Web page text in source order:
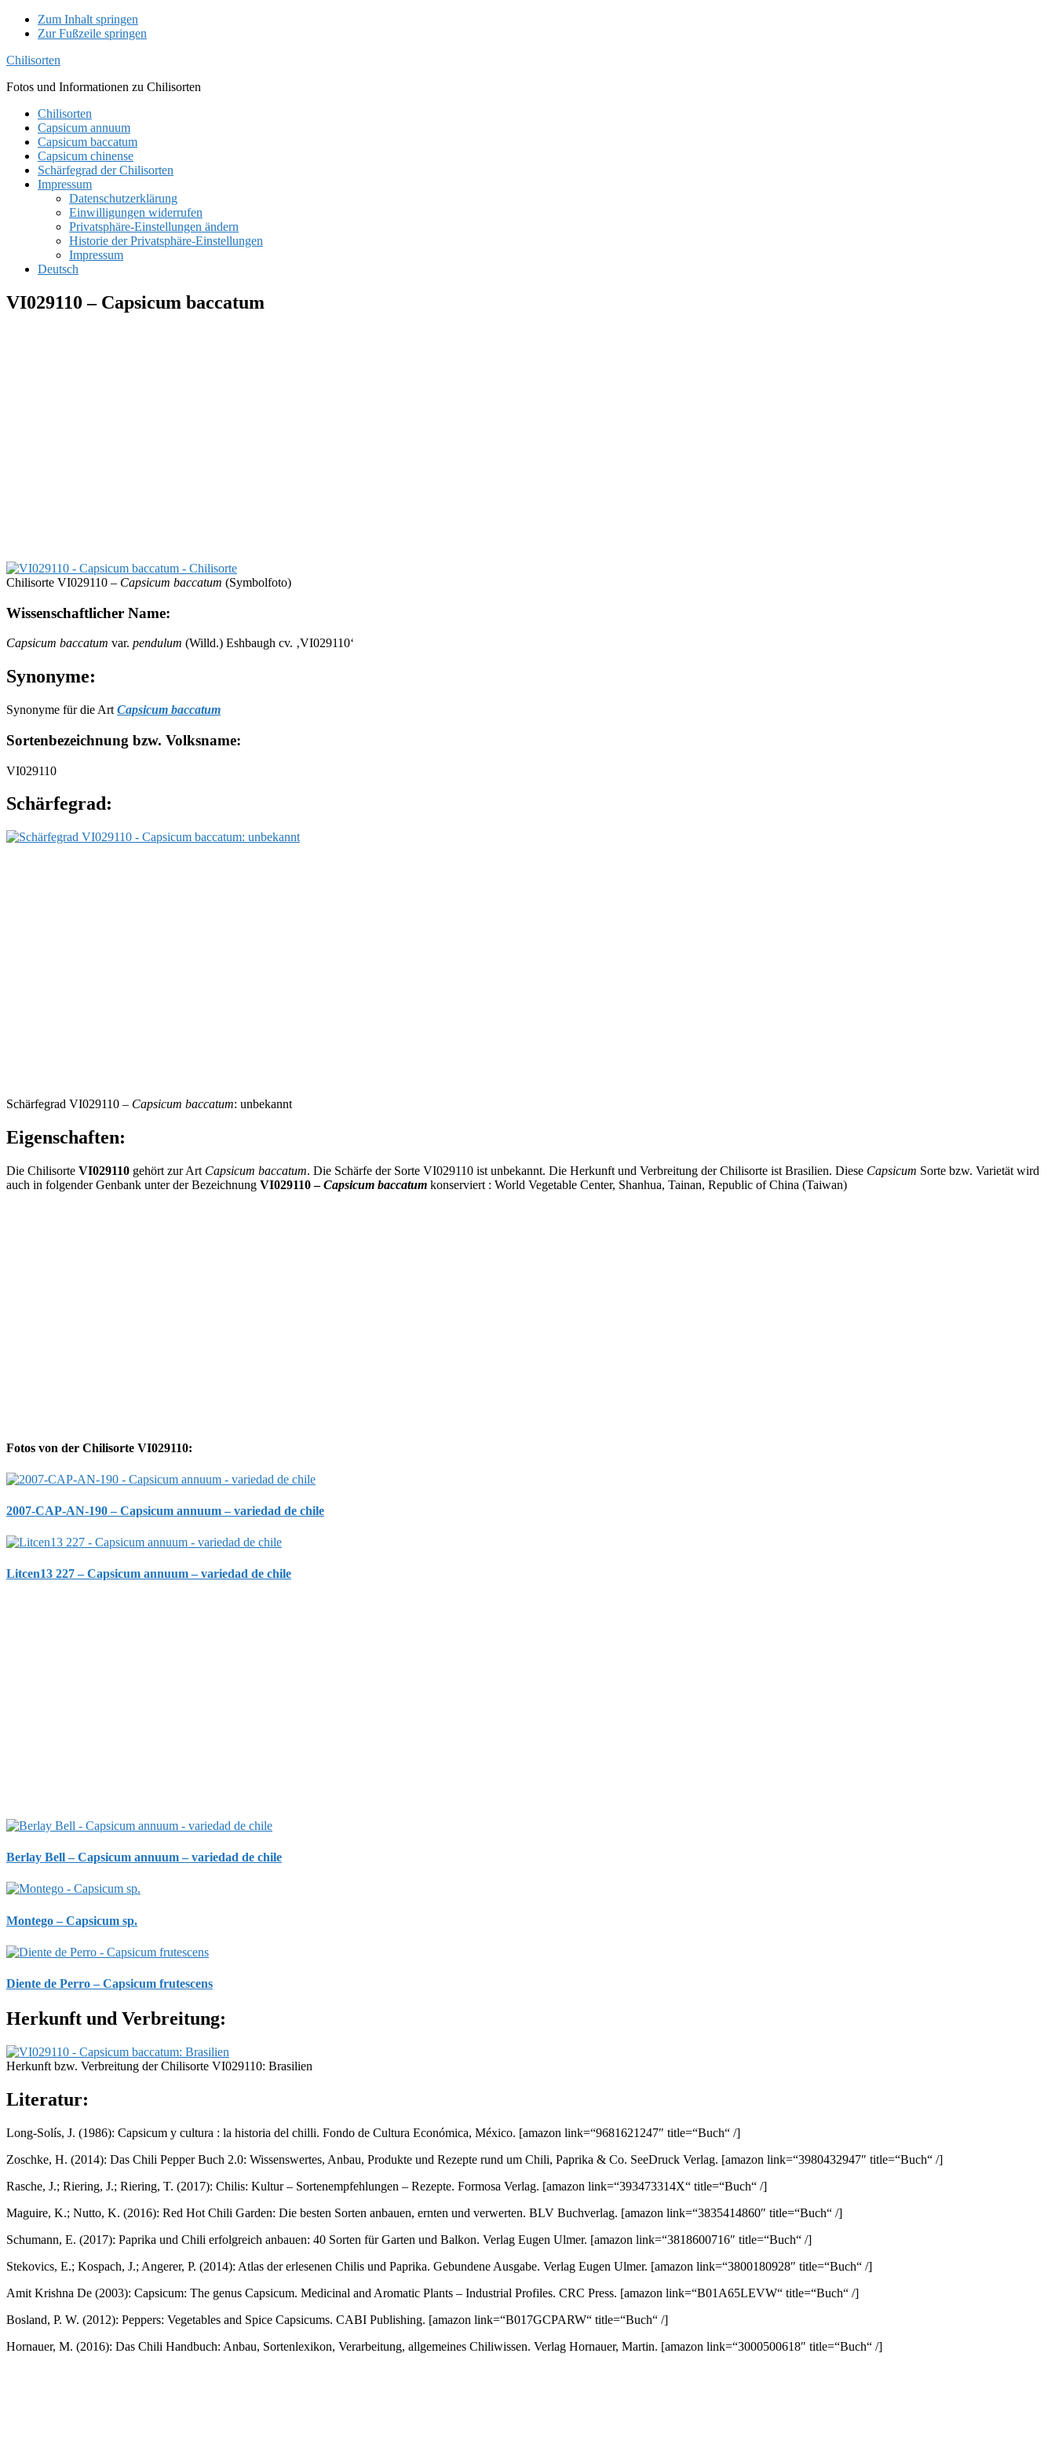
Zum Inhalt springen
Zur Fußzeile springen
Chilisorten
Fotos und Informationen zu Chilisorten
Chilisorten
Capsicum annuum
Capsicum baccatum
Capsicum chinense
Schärfegrad der Chilisorten
Impressum
Datenschutzerklärung
Einwilligungen widerrufen
Privatsphäre-Einstellungen ändern
Historie der Privatsphäre-Einstellungen
Impressum
Deutsch
VI029110 – Capsicum baccatum
Chilisorte VI029110 – Capsicum baccatum (Symbolfoto)
Wissenschaftlicher Name:
Capsicum baccatum var. pendulum (Willd.) Eshbaugh cv. ‚VI029110‘
Synonyme:
Synonyme für die Art Capsicum baccatum
Sortenbezeichnung bzw. Volksname:
VI029110
Schärfegrad:
Schärfegrad VI029110 – Capsicum baccatum: unbekannt
Eigenschaften:
Die Chilisorte VI029110 gehört zur Art Capsicum baccatum. Die Schärfe der Sorte VI029110 ist unbekannt. Die Herkunft und Verbreitung der Chilisorte ist Brasilien. Diese Capsicum Sorte bzw. Varietät wird
auch in folgender Genbank unter der Bezeichnung VI029110 –Capsicum baccatum konserviert : World Vegetable Center, Shanhua, Tainan, Republic of China (Taiwan)
Fotos von der Chilisorte VI029110:
2007-CAP-AN-190 – Capsicum annuum – variedad de chile
Litcen13 227 – Capsicum annuum – variedad de chile
Berlay Bell – Capsicum annuum – variedad de chile
Montego – Capsicum sp.
Diente de Perro – Capsicum frutescens
Herkunft und Verbreitung:
Herkunft bzw. Verbreitung der Chilisorte VI029110: Brasilien
Literatur:
Long-Solís, J. (1986): Capsicum y cultura : la historia del chilli. Fondo de Cultura Económica, México. [amazon link=“9681621247″ title=“Buch“ /]
Zoschke, H. (2014): Das Chili Pepper Buch 2.0: Wissenswertes, Anbau, Produkte und Rezepte rund um Chili, Paprika & Co. SeeDruck Verlag. [amazon link=“3980432947″ title=“Buch“ /]
Rasche, J.; Riering, J.; Riering, T. (2017): Chilis: Kultur – Sortenempfehlungen – Rezepte. Formosa Verlag. [amazon link=“393473314X“ title=“Buch“ /]
Maguire, K.; Nutto, K. (2016): Red Hot Chili Garden: Die besten Sorten anbauen, ernten und verwerten. BLV Buchverlag. [amazon link=“3835414860″ title=“Buch“ /]
Schumann, E. (2017): Paprika und Chili erfolgreich anbauen: 40 Sorten für Garten und Balkon. Verlag Eugen Ulmer. [amazon link=“3818600716″ title=“Buch“ /]
Stekovics, E.; Kospach, J.; Angerer, P. (2014): Atlas der erlesenen Chilis und Paprika. Gebundene Ausgabe. Verlag Eugen Ulmer. [amazon link=“3800180928″ title=“Buch“ /]
Amit Krishna De (2003): Capsicum: The genus Capsicum. Medicinal and Aromatic Plants – Industrial Profiles. CRC Press. [amazon link=“B01A65LEVW“ title=“Buch“ /]
Bosland, P. W. (2012): Peppers: Vegetables and Spice Capsicums. CABI Publishing. [amazon link=“B017GCPARW“ title=“Buch“ /]
Hornauer, M. (2016): Das Chili Handbuch: Anbau, Sortenlexikon, Verarbeitung, allgemeines Chiliwissen. Verlag Hornauer, Martin. [amazon link=“3000500618″ title=“Buch“ /]